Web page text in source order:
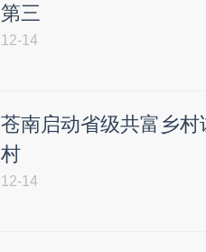
第三
12-14
苍南启动省级共富乡
村
12-14